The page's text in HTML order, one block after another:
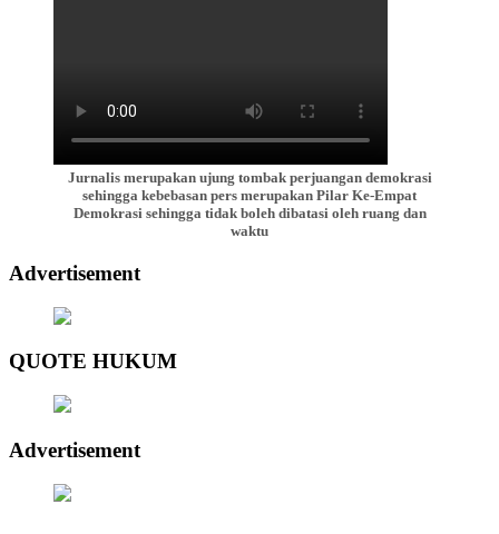
Jurnalis merupakan ujung tombak perjuangan demokrasi
sehingga kebebasan pers merupakan Pilar Ke-Empat
Demokrasi sehingga tidak boleh dibatasi oleh ruang dan
waktu
Advertisement
QUOTE HUKUM
Advertisement